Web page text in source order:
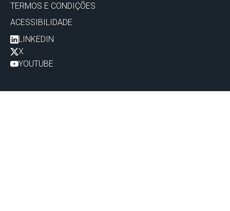
TERMOS E CONDIÇÕES
ACESSIBILIDADE
LINKEDIN
X
YOUTUBE